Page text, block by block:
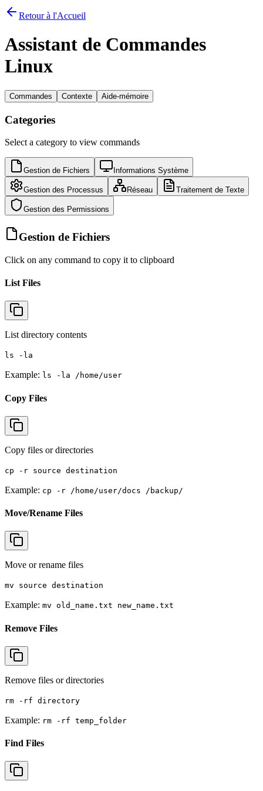
Retour à l'Accueil
Assistant de Commandes
Linux
Commandes Contexte Aide-mémoire
Categories
Select a category to view commands
Gestion de Fichiers Informations Système
Gestion des Processus Réseau Traitement de Texte
Gestion des Permissions
Gestion de Fichiers
Click on any command to copy it to clipboard
List Files
List directory contents
ls -la
Example: ls -la /home/user
Copy Files
Copy files or directories
cp -r source destination
Example: cp -r /home/user/docs /backup/
Move/Rename Files
Move or rename files
mv source destination
Example: mv old_name.txt new_name.txt
Remove Files
Remove files or directories
rm -rf directory
Example: rm -rf temp_folder
Find Files